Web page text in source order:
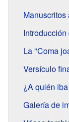
La "Coma
Versículo
¿A quién
Galería de